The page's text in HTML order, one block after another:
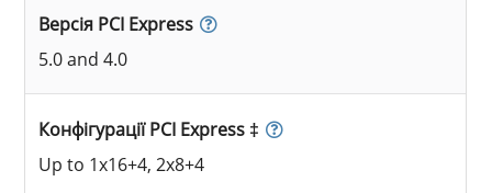
Версія PCI Express
5.0 and 4.0
Конфігурації PCI Express ‡
Up to 1x16+4, 2x8+4